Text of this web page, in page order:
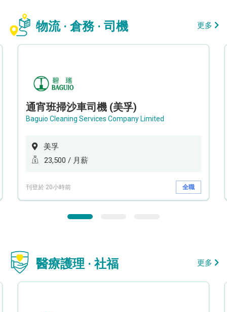
物流 · 倉務 · 司機 更多
通宵班掃沙車司機 (美孚)
Baguio Cleaning Services Company Limited
美孚
23,500 / 月薪
刊登於 20小時前 全職
醫療護理 · 社福 更多